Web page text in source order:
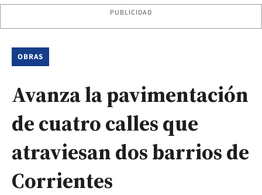
PUBLICIDAD
OBRAS
Avanza la pavimentación
de cuatro calles que
atraviesan dos barrios de
Corrientes